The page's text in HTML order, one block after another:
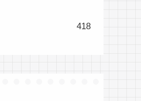
418